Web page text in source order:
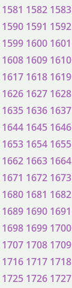
1581 1582 1583
1590 1591 1592
1599 1600 1601
1608 1609 1610
1617 1618 1619
1626 1627 1628
1635 1636 1637
1644 1645 1646
1653 1654 1655
1662 1663 1664
1671 1672 1673
1680 1681 1682
1689 1690 1691
1698 1699 1700
1707 1708 1709
1716 1717 1718
1725 1726 1727